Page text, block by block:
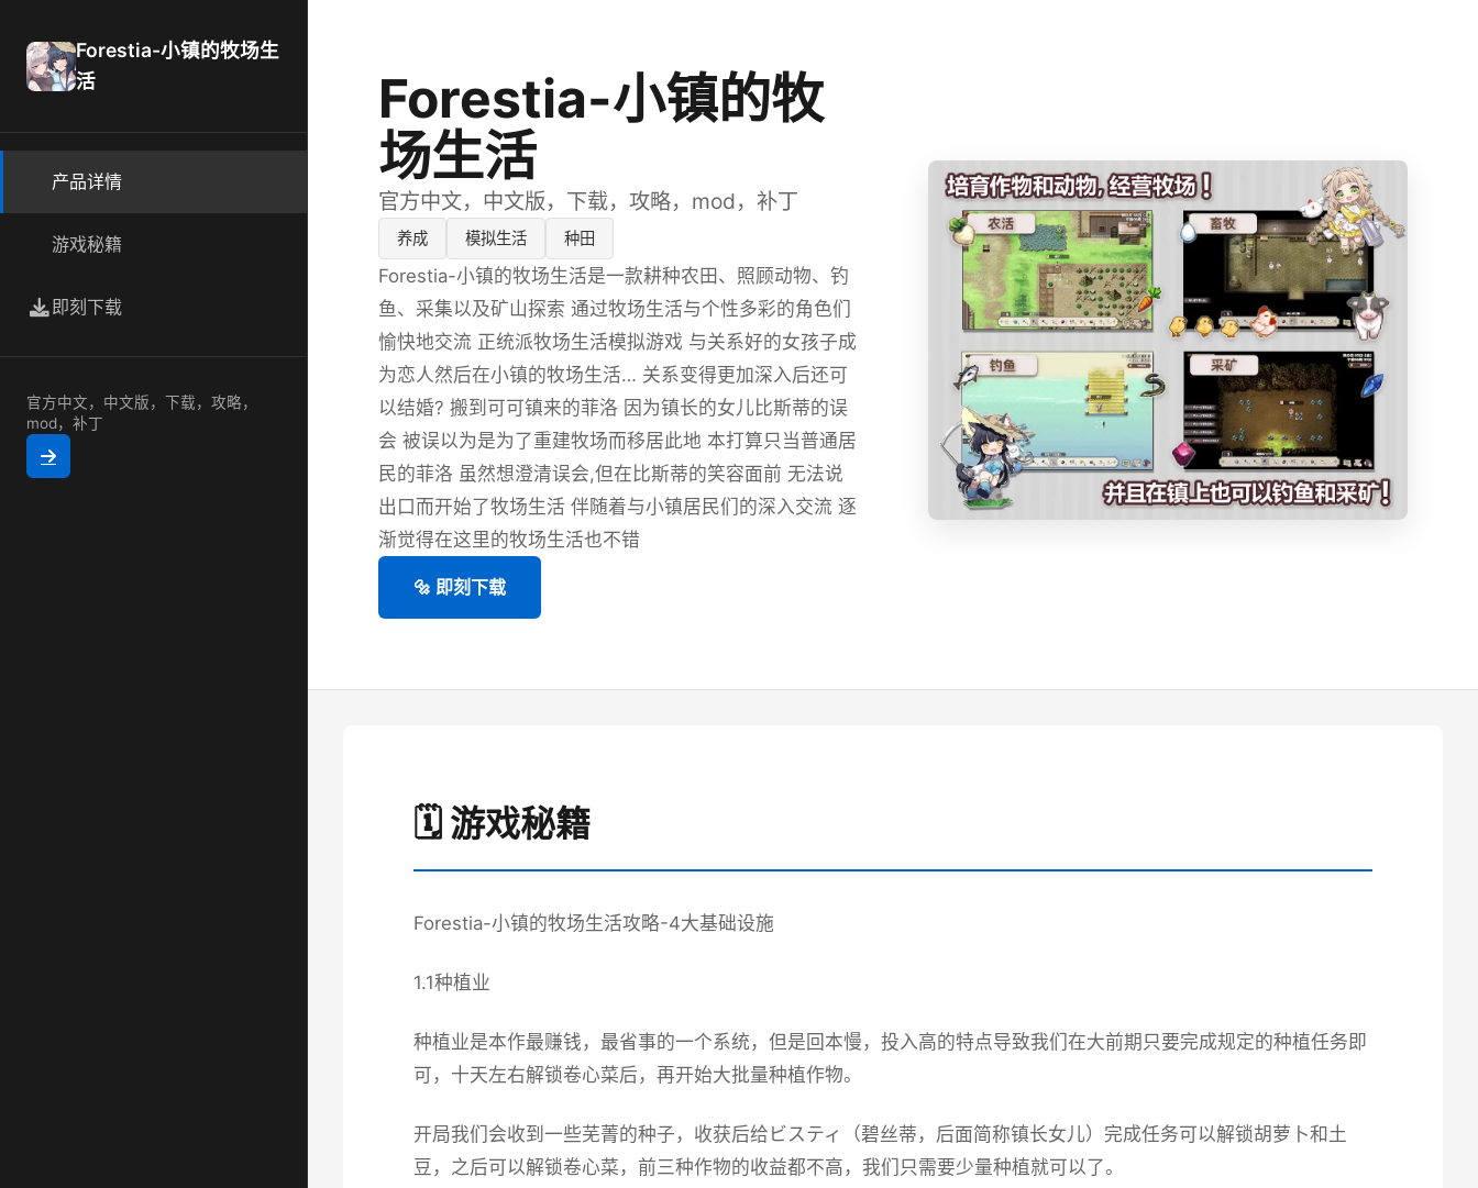
Forestia-小镇的牧场生
活
产品详情
游戏秘籍
即刻下载
官方中文，中文版，下载，攻略，
mod，补丁
Forestia-小镇的牧
场生活
官方中文，中文版，下载，攻略，mod，补丁
养成 模拟生活 种田
Forestia-小镇的牧场生活是一款耕种农田、照顾动物、钓
鱼、采集以及矿山探索 通过牧场生活与个性多彩的角色们
愉快地交流 正统派牧场生活模拟游戏 与关系好的女孩子成
为恋人然后在小镇的牧场生活… 关系变得更加深入后还可
以结婚? 搬到可可镇来的菲洛 因为镇长的女儿比斯蒂的误
会 被误以为是为了重建牧场而移居此地 本打算只当普通居
民的菲洛 虽然想澄清误会,但在比斯蒂的笑容面前 无法说
出口而开始了牧场生活 伴随着与小镇居民们的深入交流 逐
渐觉得在这里的牧场生活也不错
🔩 即刻下载
🗓️ 游戏秘籍
Forestia-小镇的牧场生活攻略-4大基础设施
1.1种植业
种植业是本作最赚钱，最省事的一个系统，但是回本慢，投入高的特点导致我们在大前期只要完成规定的种植任务即
可，十天左右解锁卷心菜后，再开始大批量种植作物。
开局我们会收到一些芜菁的种子，收获后给ビスティ（碧丝蒂，后面简称镇长女儿）完成任务可以解锁胡萝卜和土
豆，之后可以解锁卷心菜，前三种作物的收益都不高，我们只需要少量种植就可以了。